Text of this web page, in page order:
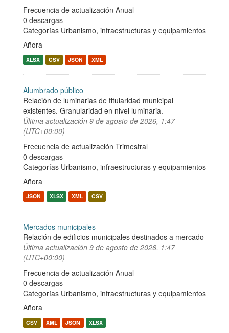
Frecuencia de actualización Anual
0 descargas
Categorías Urbanismo, infraestructuras y equipamientos
Añora
XLSX CSV JSON XML
Alumbrado público
Relación de luminarias de titularidad municipal
existentes. Granularidad en nivel luminaria.
Última actualización 9 de agosto de 2026, 1:47
(UTC+00:00)
Frecuencia de actualización Trimestral
0 descargas
Categorías Urbanismo, infraestructuras y equipamientos
Añora
JSON XLSX XML CSV
Mercados municipales
Relación de edificios municipales destinados a mercado
Última actualización 9 de agosto de 2026, 1:47
(UTC+00:00)
Frecuencia de actualización Anual
0 descargas
Categorías Urbanismo, infraestructuras y equipamientos
Añora
CSV XML JSON XLSX